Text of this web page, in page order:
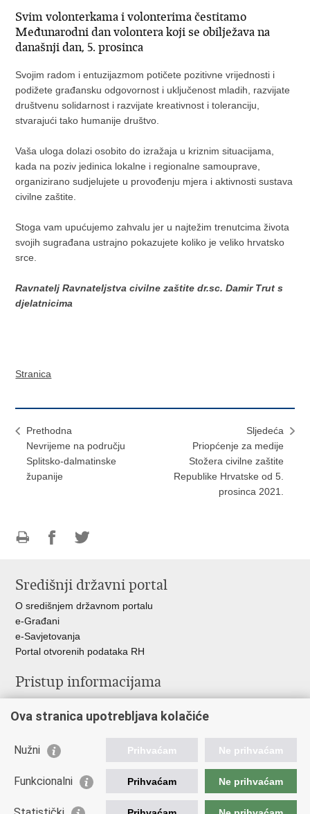
Svim volonterkama i volonterima čestitamo
Međunarodni dan volontera koji se obilježava na
današnji dan, 5. prosinca
Svojim radom i entuzijazmom potičete pozitivne vrijednosti i
podižete građansku odgovornost i uključenost mladih, razvijate
društvenu solidarnost i razvijate kreativnost i toleranciju,
stvarajući tako humanije društvo.
Vaša uloga dolazi osobito do izražaja u kriznim situacijama,
kada na poziv jedinica lokalne i regionalne samouprave,
organizirano sudjelujete u provođenju mjera i aktivnosti sustava
civilne zaštite.
Stoga vam upućujemo zahvalu jer u najtežim trenutcima života
svojih sugrađana ustrajno pokazujete koliko je veliko hrvatsko
srce.
Ravnatelj Ravnateljstva civilne zaštite dr.sc. Damir Trut s
djelatnicima
Stranica
Prethodna
Nevrijeme na području
Splitsko-dalmatinske
županije
Sljedeća
Priopćenje za medije
Stožera civilne zaštite
Republike Hrvatske od 5.
prosinca 2021.
FacebookuTwitteru
Središnji državni portal
O središnjem državnom portalu
e-Građani
e-Savjetovanja
Portal otvorenih podataka RH
Pristup informacijama
Savjetovanje
Zapošljavanje
Odnosi s javnošću
Važne poveznice
Ova stranica upotrebljava kolačiće
Nužni Prihvaćam Ne prihvaćam
Funkcionalni Prihvaćam Ne prihvaćam